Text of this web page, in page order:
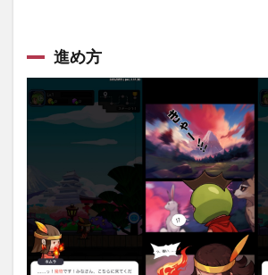
白い
所
2.1
どん
どん
スト
ーが
展開
して
いく
2.2
イラ
進め方